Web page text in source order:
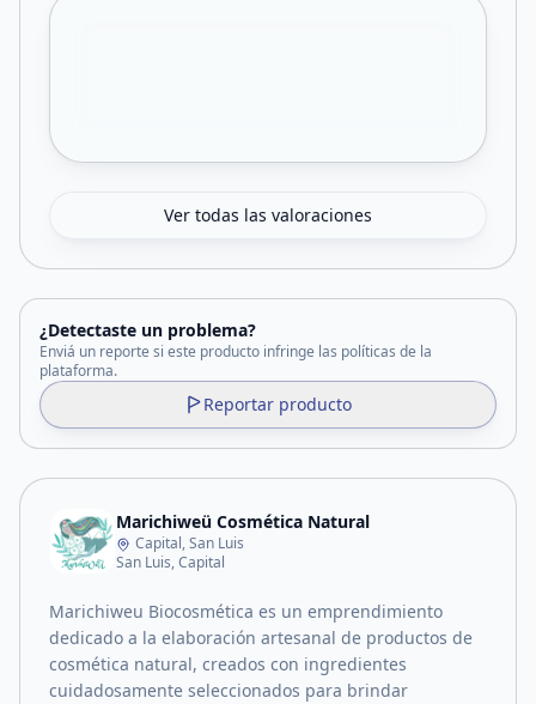
Ver todas las valoraciones
¿Detectaste un problema?
Enviá un reporte si este producto infringe las políticas de la
plataforma.
Reportar producto
Marichiweü Cosmética Natural
Capital, San Luis
San Luis, Capital
Marichiweu Biocosmética es un emprendimiento
dedicado a la elaboración artesanal de productos de
cosmética natural, creados con ingredientes
cuidadosamente seleccionados para brindar